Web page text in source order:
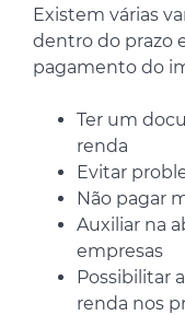
Existem várias
dentro do prazo
pagamento do
Ter um
renda
Evitar
Não pagar
Auxiliar na
empresas
Possibilitar
renda nos